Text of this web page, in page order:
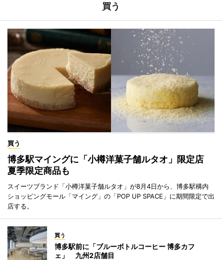
買う
買う
博多駅マイングに「小樽洋菓子舗ルタオ」限定店
夏季限定商品も
スイーツブランド「小樽洋菓子舗ルタオ」が8月4日から、博多駅構内
ショッピングモール「マイング」の「POP UP SPACE」に期間限定で出
店する。
買う
博多駅前に「ブルーボトルコーヒー 博多カフ
ェ」 九州2店舗目